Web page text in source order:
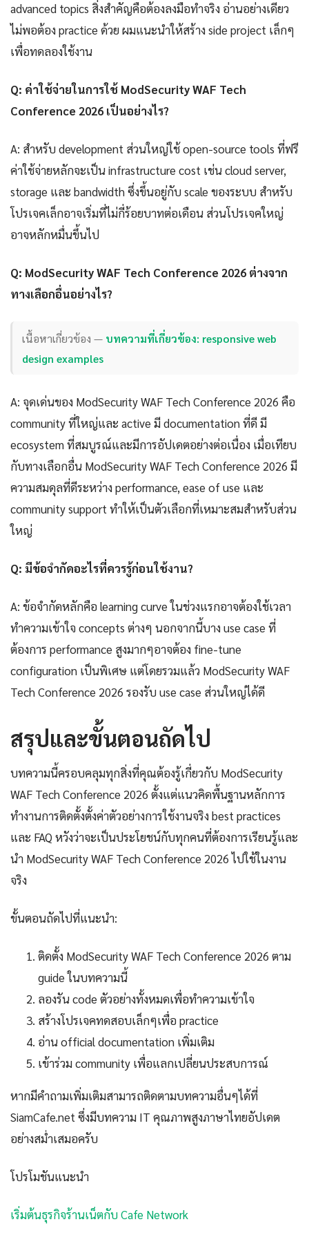
advanced topics สิ่งสำคัญคือต้องลงมือทำจริง อ่านอย่างเดียว
ไม่พอต้อง practice ด้วย ผมแนะนำให้สร้าง side project เล็กๆ
เพื่อทดลองใช้งาน
Q: ค่าใช้จ่ายในการใช้ ModSecurity WAF Tech
Conference 2026 เป็นอย่างไร?
A: สำหรับ development ส่วนใหญ่ใช้ open-source tools ที่ฟรี
ค่าใช้จ่ายหลักจะเป็น infrastructure cost เช่น cloud server,
storage และ bandwidth ซึ่งขึ้นอยู่กับ scale ของระบบ สำหรับ
โปรเจคเล็กอาจเริ่มที่ไม่กี่ร้อยบาทต่อเดือน ส่วนโปรเจคใหญ่
อาจหลักหมื่นขึ้นไป
Q: ModSecurity WAF Tech Conference 2026 ต่างจาก
ทางเลือกอื่นอย่างไร?
เนื้อหาเกี่ยวข้อง — บทความที่เกี่ยวข้อง: responsive web
design examples
A: จุดเด่นของ ModSecurity WAF Tech Conference 2026 คือ
community ที่ใหญ่และ active มี documentation ที่ดี มี
ecosystem ที่สมบูรณ์และมีการอัปเดตอย่างต่อเนื่อง เมื่อเทียบ
กับทางเลือกอื่น ModSecurity WAF Tech Conference 2026 มี
ความสมดุลที่ดีระหว่าง performance, ease of use และ
community support ทำให้เป็นตัวเลือกที่เหมาะสมสำหรับส่วน
ใหญ่
Q: มีข้อจำกัดอะไรที่ควรรู้ก่อนใช้งาน?
A: ข้อจำกัดหลักคือ learning curve ในช่วงแรกอาจต้องใช้เวลา
ทำความเข้าใจ concepts ต่างๆ นอกจากนี้บาง use case ที่
ต้องการ performance สูงมากๆอาจต้อง fine-tune
configuration เป็นพิเศษ แต่โดยรวมแล้ว ModSecurity WAF
Tech Conference 2026 รองรับ use case ส่วนใหญ่ได้ดี
สรุปและขั้นตอนถัดไป
บทความนี้ครอบคลุมทุกสิ่งที่คุณต้องรู้เกี่ยวกับ ModSecurity
WAF Tech Conference 2026 ตั้งแต่แนวคิดพื้นฐานหลักการ
ทำงานการติดตั้งตั้งค่าตัวอย่างการใช้งานจริง best practices
และ FAQ หวังว่าจะเป็นประโยชน์กับทุกคนที่ต้องการเรียนรู้และ
นำ ModSecurity WAF Tech Conference 2026 ไปใช้ในงาน
จริง
ขั้นตอนถัดไปที่แนะนำ:
ติดตั้ง ModSecurity WAF Tech Conference 2026 ตาม
guide ในบทความนี้
ลองรัน code ตัวอย่างทั้งหมดเพื่อทำความเข้าใจ
สร้างโปรเจคทดสอบเล็กๆเพื่อ practice
อ่าน official documentation เพิ่มเติม
เข้าร่วม community เพื่อแลกเปลี่ยนประสบการณ์
หากมีคำถามเพิ่มเติมสามารถติดตามบทความอื่นๆได้ที่
SiamCafe.net ซึ่งมีบทความ IT คุณภาพสูงภาษาไทยอัปเดต
อย่างสม่ำเสมอครับ
โปรโมชันแนะนำ
เริ่มต้นธุรกิจร้านเน็ตกับ Cafe Network